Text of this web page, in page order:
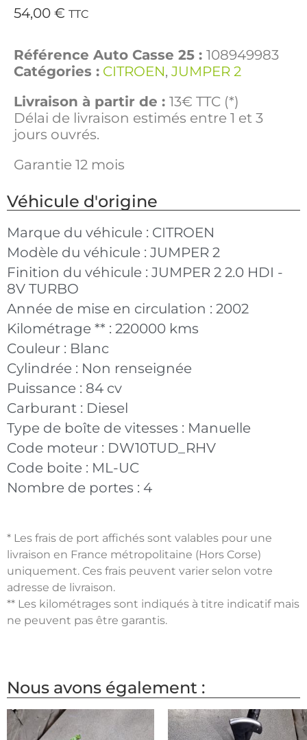
54,00 € TTC
Référence Auto Casse 25 : 108949983
Catégories : CITROEN, JUMPER 2
Livraison à partir de : 13€ TTC (*)
Délai de livraison estimés entre 1 et 3
jours ouvrés.
Garantie 12 mois
Véhicule d'origine
Marque du véhicule : CITROEN
Modèle du véhicule : JUMPER 2
Finition du véhicule : JUMPER 2 2.0 HDI -
8V TURBO
Année de mise en circulation : 2002
Kilométrage ** : 220000 kms
Couleur : Blanc
Cylindrée : Non renseignée
Puissance : 84 cv
Carburant : Diesel
Type de boîte de vitesses : Manuelle
Code moteur : DW10TUD_RHV
Code boite : ML-UC
Nombre de portes : 4
* Les frais de port affichés sont valables pour une
livraison en France métropolitaine (Hors Corse)
uniquement. Ces frais peuvent varier selon votre
adresse de livraison.
** Les kilométrages sont indiqués à titre indicatif mais
ne peuvent pas être garantis.
Nous avons également :